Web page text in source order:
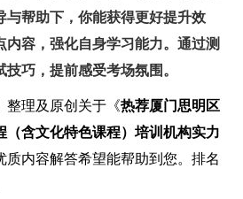
与帮助下，你能获得更好提升效
内容，强化自身学习能力。通过测
技巧，提前感受考场氛围 。
整理及原创关于《热荐厦门思明区
（含文化特色课程）培训机构实力
质内容解答希望能帮助到您。排名